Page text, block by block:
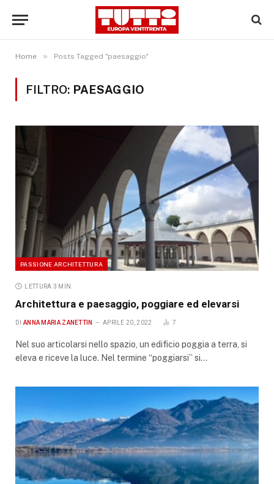
Home » Posts Tagged "paesaggio"
FILTRO: PAESAGGIO
PASSIONE ARCHITETTURA
LETTURA 3 MIN.
Architettura e paesaggio, poggiare ed elevarsi
DI ANNA MARIA ZANETTIN APRILE 20, 2022 7
Nel suo articolarsi nello spazio, un edificio poggia a terra, si
eleva e riceve la luce. Nel termine “poggiarsi” si…